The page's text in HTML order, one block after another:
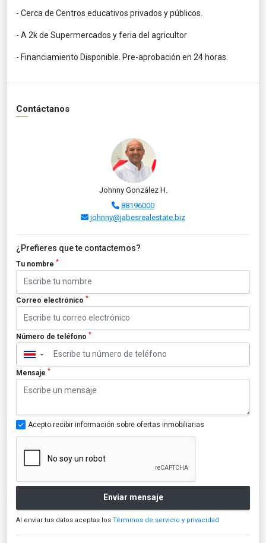
- Cerca de Centros educativos privados y públicos.
- A 2k de Supermercados y feria del agricultor
- Financiamiento Disponible. Pre-aprobación en 24 horas.
Contáctanos
Johnny González H.
88196000
johnny@jabesrealestate.biz
¿Prefieres que te contactemos?
Tu nombre *
Correo electrónico *
Número de teléfono *
▼
Mensaje *
Acepto recibir información sobre ofertas inmobiliarias
Enviar mensaje
Al enviar tus datos aceptas los Términos de servicio y privacidad